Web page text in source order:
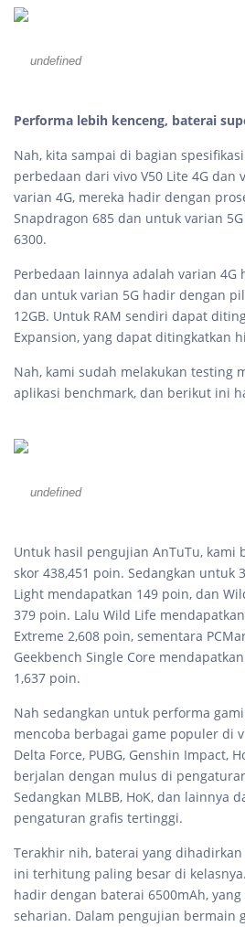
undefined
Performa lebih kenceng, baterai
Nah, kita sampai di bagian
perbedaan dari vivo V50 Lite 4G dan
varian 4G, mereka hadir dengan
Snapdragon 685 dan untuk varian
6300.
Perbedaan lainnya adalah varian 4G
dan untuk varian 5G hadir dengan
12GB. Untuk RAM sendiri dapat
Expansion, yang dapat ditingkatkan
Nah, kami sudah melakukan testing
aplikasi benchmark, dan berikut ini
undefined
Untuk hasil pengujian AnTuTu, kami
skor 438,451 poin. Sedangkan untuk
Light mendapatkan 149 poin, dan
379 poin. Lalu Wild Life
Extreme 2,608 poin, sementara
Geekbench Single Core
1,637 poin.
Nah sedangkan untuk performa
mencoba berbagai game populer di
Delta Force, PUBG, Genshin Impact,
berjalan dengan mulus di
Sedangkan MLBB, HoK, dan lainnya
pengaturan grafis tertinggi.
Terakhir nih, baterai yang
ini terhitung paling besar di
hadir dengan baterai 6500mAh,
seharian. Dalam pengujian bermain